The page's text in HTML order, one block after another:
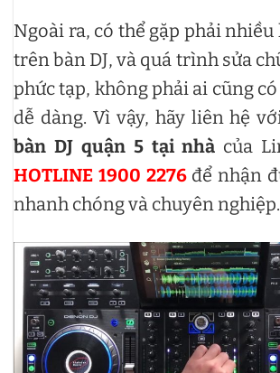
Ngoài ra, có thể gặp phải
trên bàn DJ, và quá trình sửa
phức tạp, không phải ai cũng
dễ dàng. Vì vậy, hãy liên hệ
bàn DJ quận 5 tại nhà của
HOTLINE 1900 2276để nhận
nhanh chóng và chuyên nghiệp.